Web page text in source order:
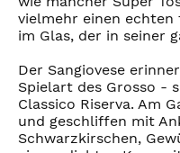
vielmehr einen echten
im Glas, der in seiner
Der Sangiovese
Spielart des Grosso -
Classico Riserva. Am
und geschliffen mit
Schwarzkirschen,